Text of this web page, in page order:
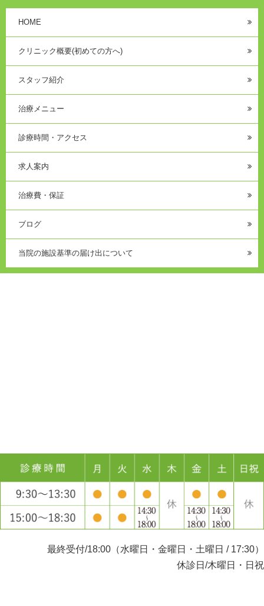
HOME
クリニック概要(初めての方へ)
スタッフ紹介
治療メニュー
診療時間・アクセス
求人案内
治療費・保証
ブログ
当院の施設基準の届け出について
最終受付/18:00（水曜日・金曜日・土曜日 / 17:30）
休診日/木曜日・日祝